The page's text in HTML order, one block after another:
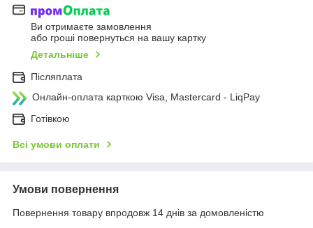
Ви отримаєте замовлення
або гроші повернуться на вашу картку
Детальніше
Післяплата
Онлайн-оплата карткою Visa, Mastercard - LiqPay
Готівкою
Всі умови оплати
Умови повернення
Повернення товару впродовж 14 днів за домовленістю